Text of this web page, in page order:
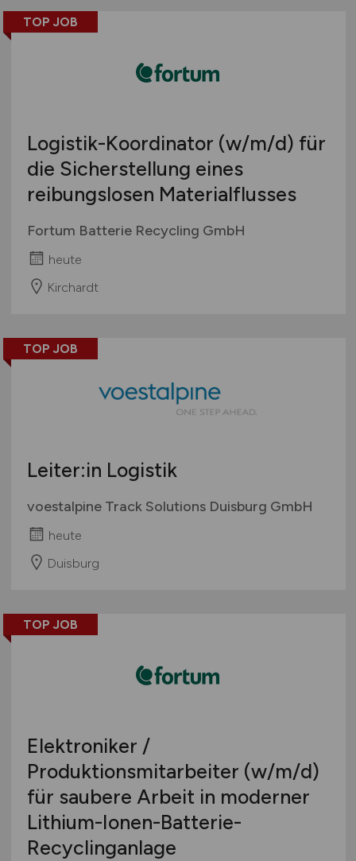
TOP JOB
Logistik-Koordinator (w/m/d) für
die Sicherstellung eines
reibungslosen Materialflusses
Fortum Batterie Recycling GmbH
heute
Kirchardt
TOP JOB
Leiter:in Logistik
voestalpine Track Solutions Duisburg GmbH
heute
Duisburg
TOP JOB
Elektroniker /
Produktionsmitarbeiter (w/m/d)
für saubere Arbeit in moderner
Lithium-Ionen-Batterie-
Recyclinganlage